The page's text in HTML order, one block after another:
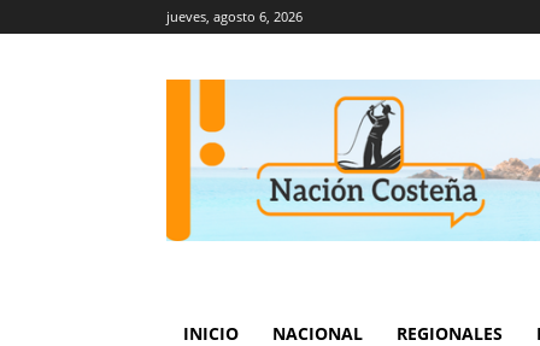
jueves, agosto 6, 2026
INICIO NACIONAL REGIONALES